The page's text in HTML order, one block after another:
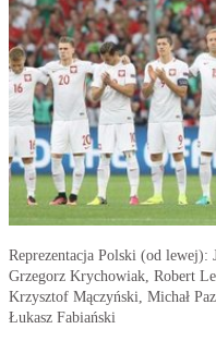
Reprezentacja Polski (od lewej):
Grzegorz Krychowiak, Robert
Krzysztof Mączyński, Michał
Łukasz Fabiański